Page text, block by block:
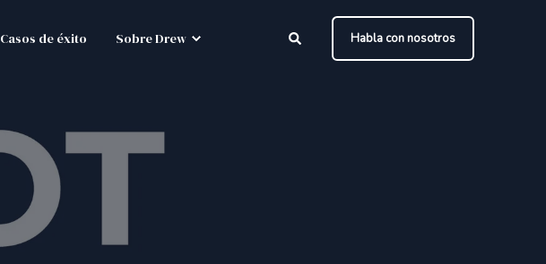
Casos de éxito Sobre Drew Habla con nosotros